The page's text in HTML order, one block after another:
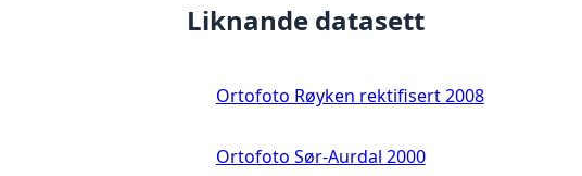
Liknande datasett
Ortofoto Røyken rektifisert 2008
Ortofoto Sør-Aurdal 2000